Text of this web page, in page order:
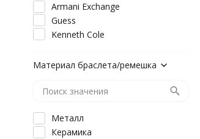
Armani Exchange
Guess
Kenneth Cole
Материал браслета/ремешка
Металл
Керамика